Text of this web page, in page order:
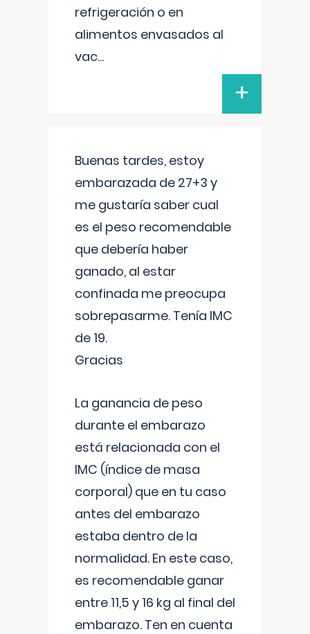
refrigeración o en
alimentos envasados al
vac...
+
Buenas tardes, estoy
embarazada de 27+3 y
me gustaría saber cual
es el peso recomendable
que debería haber
ganado, al estar
confinada me preocupa
sobrepasarme. Tenía IMC
de 19.
Gracias
La ganancia de peso
durante el embarazo
está relacionada con el
IMC (índice de masa
corporal) que en tu caso
antes del embarazo
estaba dentro de la
normalidad. En este caso,
es recomendable ganar
entre 11,5 y 16 kg al final del
embarazo. Ten en cuenta